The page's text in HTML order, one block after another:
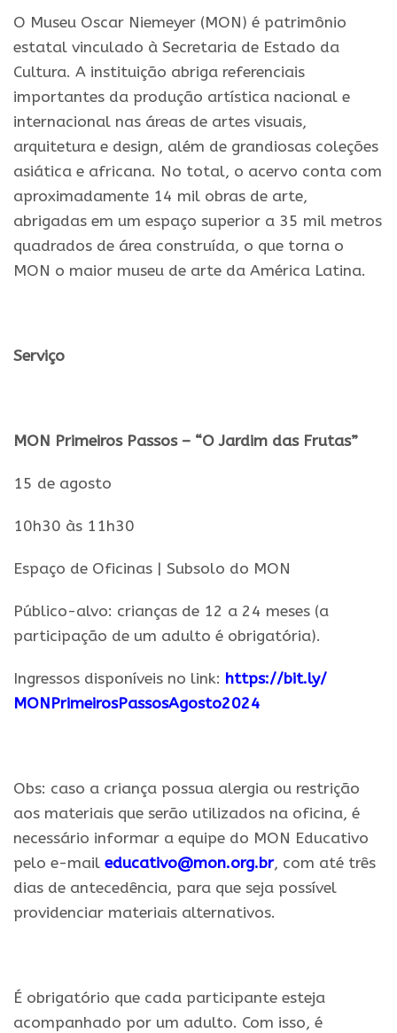
O Museu Oscar Niemeyer (MON) é patrimônio
estatal vinculado à Secretaria de Estado da
Cultura. A instituição abriga referenciais
importantes da produção artística nacional e
internacional nas áreas de artes visuais,
arquitetura e design, além de grandiosas coleções
asiática e africana. No total, o acervo conta com
aproximadamente 14 mil obras de arte,
abrigadas em um espaço superior a 35 mil metros
quadrados de área construída, o que torna o
MON o maior museu de arte da América Latina.
Serviço
MON Primeiros Passos – “O Jardim das Frutas”
15 de agosto
10h30 às 11h30
Espaço de Oficinas | Subsolo do MON
Público-alvo: crianças de 12 a 24 meses (a
participação de um adulto é obrigatória).
Ingressos disponíveis no link: https://bit.ly/
MONPrimeirosPassosAgosto2024
Obs: caso a criança possua alergia ou restrição
aos materiais que serão utilizados na oficina, é
necessário informar a equipe do MON Educativo
pelo e-mail educativo@mon.org.br, com até três
dias de antecedência, para que seja possível
providenciar materiais alternativos.
É obrigatório que cada participante esteja
acompanhado por um adulto. Com isso, é